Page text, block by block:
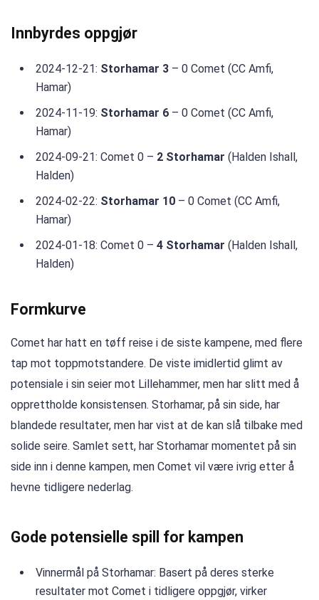
Innbyrdes oppgjør
2024-12-21: Storhamar 3 – 0 Comet (CC Amfi,
Hamar)
2024-11-19: Storhamar 6 – 0 Comet (CC Amfi,
Hamar)
2024-09-21: Comet 0 – 2 Storhamar (Halden Ishall,
Halden)
2024-02-22: Storhamar 10 – 0 Comet (CC Amfi,
Hamar)
2024-01-18: Comet 0 – 4 Storhamar (Halden Ishall,
Halden)
Formkurve
Comet har hatt en tøff reise i de siste kampene, med flere
tap mot toppmotstandere. De viste imidlertid glimt av
potensiale i sin seier mot Lillehammer, men har slitt med å
opprettholde konsistensen. Storhamar, på sin side, har
blandede resultater, men har vist at de kan slå tilbake med
solide seire. Samlet sett, har Storhamar momentet på sin
side inn i denne kampen, men Comet vil være ivrig etter å
hevne tidligere nederlag.
Gode potensielle spill for kampen
Vinnermål på Storhamar: Basert på deres sterke
resultater mot Comet i tidligere oppgjør, virker